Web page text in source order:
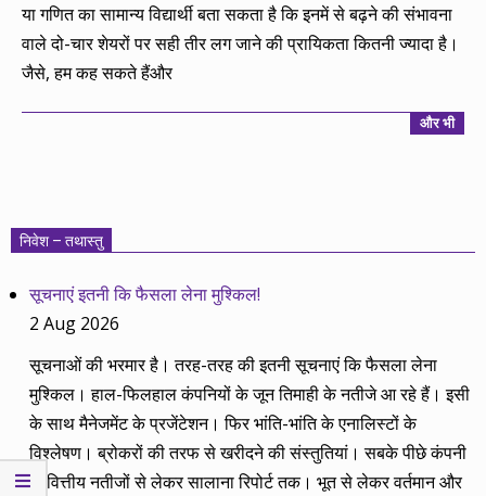
या गणित का सामान्य विद्यार्थी बता सकता है कि इनमें से बढ़ने की संभावना
वाले दो-चार शेयरों पर सही तीर लग जाने की प्रायिकता कितनी ज्यादा है।
जैसे, हम कह सकते हैंऔर
और भी
निवेश – तथास्तु
सूचनाएं इतनी कि फैसला लेना मुश्किल!
2 Aug 2026
सूचनाओं की भरमार है। तरह-तरह की इतनी सूचनाएं कि फैसला लेना
मुश्किल। हाल-फिलहाल कंपनियों के जून तिमाही के नतीजे आ रहे हैं। इसी
के साथ मैनेजमेंट के प्रजेंटेशन। फिर भांति-भांति के एनालिस्टों के
विश्लेषण। ब्रोकरों की तरफ से खरीदने की संस्तुतियां। सबके पीछे कंपनी
के वित्तीय नतीजों से लेकर सालाना रिपोर्ट तक। भूत से लेकर वर्तमान और